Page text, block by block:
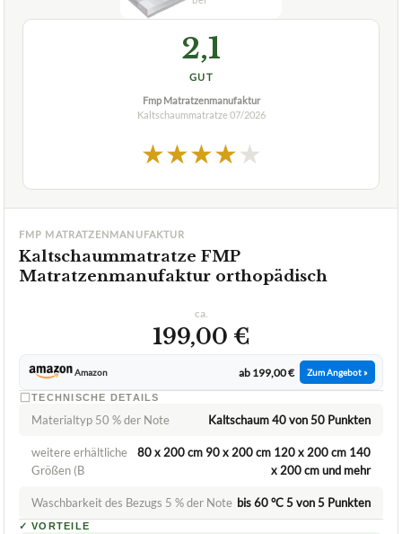
2,1
GUT
Fmp Matratzenmanufaktur
Kaltschaummatratze 07/2026
★★★★★
FMP MATRATZENMANUFAKTUR
Kaltschaummatratze FMP
Matratzenmanufaktur orthopädisch
ca.
199,00 €
Amazon ab 199,00 € Zum Angebot »
TECHNISCHE DETAILS
Materialtyp 50 % der Note Kaltschaum 40 von 50 Punkten
weitere erhältliche
Größen (B
80 x 200 cm 90 x 200 cm 120 x 200 cm 140
x 200 cm und mehr
Waschbarkeit des Bezugs 5 % der Note bis 60 °C 5 von 5 Punkten
✓ VORTEILE